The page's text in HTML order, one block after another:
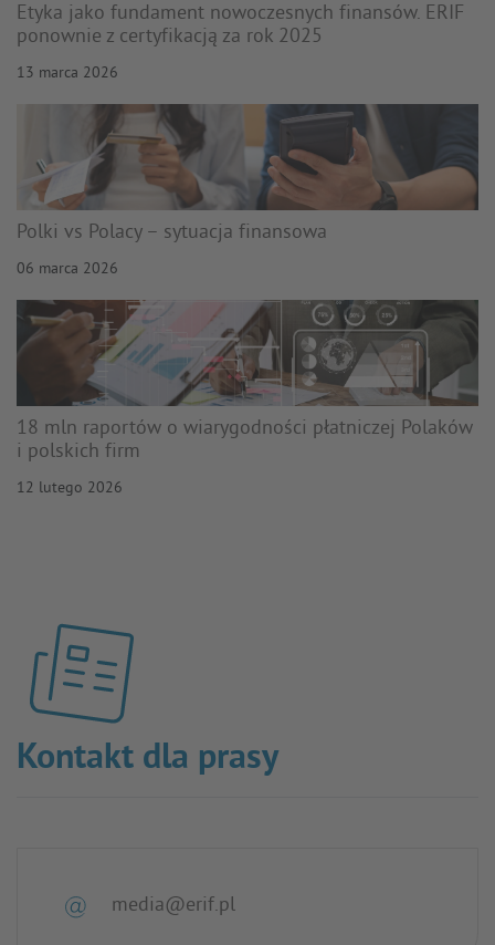
Etyka jako fundament nowoczesnych finansów. ERIF
ponownie z certyfikacją za rok 2025
13 marca 2026
Polki vs Polacy – sytuacja finansowa
06 marca 2026
18 mln raportów o wiarygodności płatniczej Polaków
i polskich firm
12 lutego 2026
Kontakt dla prasy
media@erif.pl